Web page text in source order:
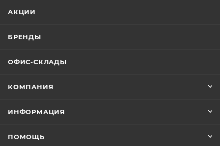
АКЦИИ
БРЕНДЫ
ОФИС-СКЛАДЫ
КОМПАНИЯ
ИНФОРМАЦИЯ
ПОМОЩЬ